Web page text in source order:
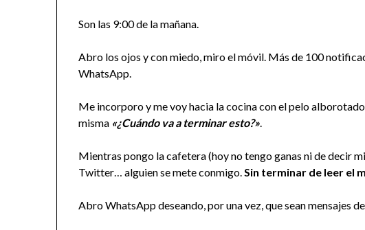
Son las 9:00 de la mañana.
Abro los ojos y con miedo, miro el móvil. Más de 100
WhatsApp.
Me incorporo y me voy hacia la cocina con el pelo
misma «¿Cuándo va a terminar esto?».
Mientras pongo la cafetera (hoy no tengo ganas ni de decir
Twitter… alguien se mete conmigo.Sin terminar de leer el
Abro WhatsApp deseando, por una vez, que sean mensajes